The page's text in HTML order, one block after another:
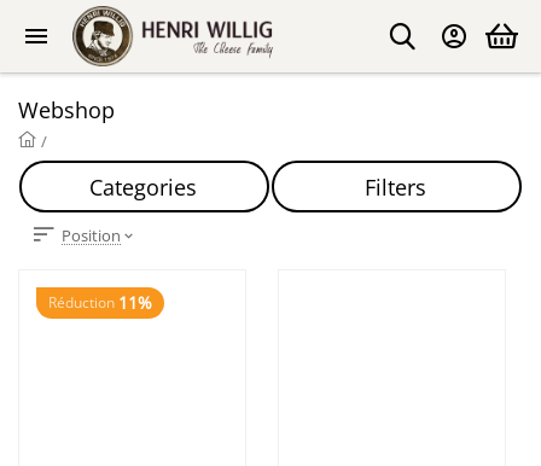
Webshop
/
Categories Filters
Position
Réduction 11%